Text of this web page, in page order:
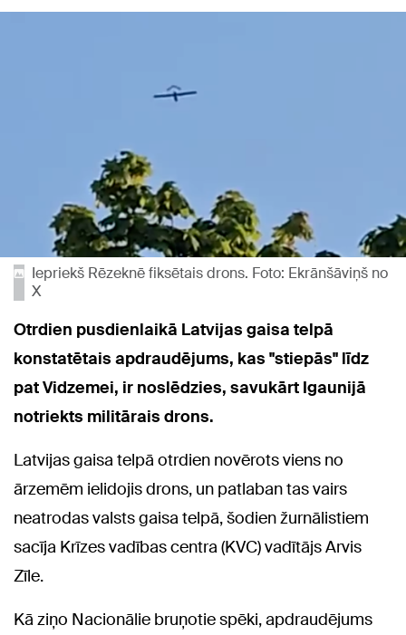
Iepriekš Rēzeknē fiksētais drons. Foto: Ekrānšāviņš no
X
Otrdien pusdienlaikā Latvijas gaisa telpā
konstatētais apdraudējums, kas "stiepās" līdz
pat Vidzemei, ir noslēdzies, savukārt Igaunijā
notriekts militārais drons.
Latvijas gaisa telpā otrdien novērots viens no
ārzemēm ielidojis drons, un patlaban tas vairs
neatrodas valsts gaisa telpā, šodien žurnālistiem
sacīja Krīzes vadības centra (KVC) vadītājs Arvis
Zīle.
Kā ziņo Nacionālie bruņotie spēki, apdraudējums